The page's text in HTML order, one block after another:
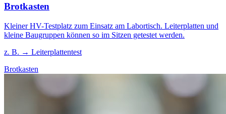
Brotkasten
Kleiner HV-Testplatz zum Einsatz am Labortisch. Leiterplatten und
kleine Baugruppen können so im Sitzen getestet werden.
z. B. → Leiterplattentest
Brotkasten